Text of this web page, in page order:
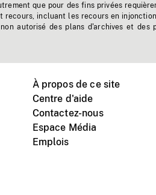
que pour des fins privées
recours, incluant les recours en
autorisé des plans d'archives et des
À propos de ce site
Centre d'aide
Contactez-nous
Espace Média
Emplois